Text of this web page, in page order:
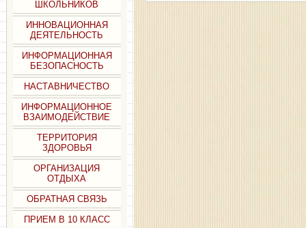
ШКОЛЬНИКОВ
ИННОВАЦИОННАЯ
ДЕЯТЕЛЬНОСТЬ
ИНФОРМАЦИОННАЯ
БЕЗОПАСНОСТЬ
НАСТАВНИЧЕСТВО
ИНФОРМАЦИОННОЕ
ВЗАИМОДЕЙСТВИЕ
ТЕРРИТОРИЯ
ЗДОРОВЬЯ
ОРГАНИЗАЦИЯ
ОТДЫХА
ОБРАТНАЯ СВЯЗЬ
ПРИЕМ В 10 КЛАСС